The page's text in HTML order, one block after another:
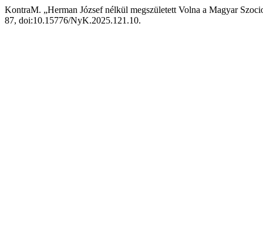
KontraM. „Herman József nélkül megszületett Volna a Magyar
87, doi:10.15776/NyK.2025.121.10.